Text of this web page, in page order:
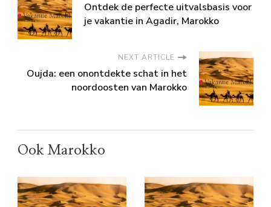
Ontdek de perfecte uitvalsbasis voor
je vakantie in Agadir, Marokko
NEXT ARTICLE
Oujda: een onontdekte schat in het
noordoosten van Marokko
Ook Marokko